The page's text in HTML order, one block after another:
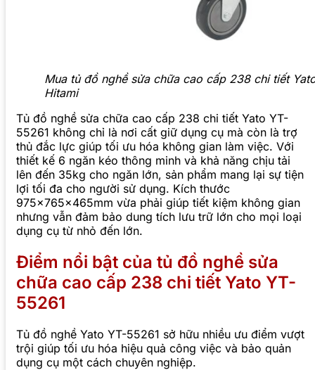
Mua tủ đồ nghề sửa chữa cao cấp 238 chi tiết
Hitami
Tủ đồ nghề sửa chữa cao cấp 238 chi tiết Yato YT-
55261 không chỉ là nơi cất giữ dụng cụ mà còn là trợ
thủ đắc lực giúp tối ưu hóa không gian làm việc. Với
thiết kế 6 ngăn kéo thông minh và khả năng chịu tải
lên đến 35kg cho ngăn lớn, sản phẩm mang lại sự tiện
lợi tối đa cho người sử dụng. Kích thước
975x765x465mm vừa phải giúp tiết kiệm không gian
nhưng vẫn đảm bảo dung tích lưu trữ lớn cho mọi loại
dụng cụ từ nhỏ đến lớn.
Điểm nổi bật của tủ đồ nghề sửa
chữa cao cấp 238 chi tiết Yato YT-
55261
Tủ đồ nghề Yato YT-55261 sở hữu nhiều ưu điểm vượt
trội giúp tối ưu hóa hiệu quả công việc và bảo quản
dụng cụ một cách chuyên nghiệp.